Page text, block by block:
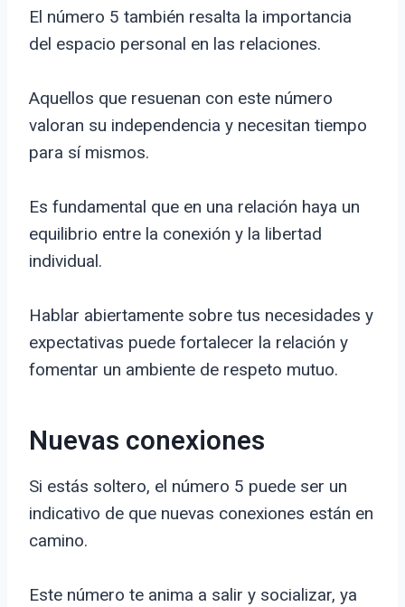
El número 5 también resalta la importancia
del espacio personal en las relaciones.
Aquellos que resuenan con este número
valoran su independencia y necesitan tiempo
para sí mismos.
Es fundamental que en una relación haya un
equilibrio entre la conexión y la libertad
individual.
Hablar abiertamente sobre tus necesidades y
expectativas puede fortalecer la relación y
fomentar un ambiente de respeto mutuo.
Nuevas conexiones
Si estás soltero, el número 5 puede ser un
indicativo de que nuevas conexiones están en
camino.
Este número te anima a salir y socializar, ya